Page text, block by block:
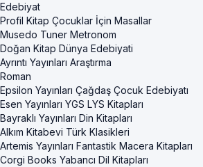
Edebiyat
Profil Kitap Çocuklar İçin Masallar
Musedo Tuner Metronom
Doğan Kitap Dünya Edebiyati
Ayrıntı Yayınları Araştırma
Roman
Epsilon Yayınları Çağdaş Çocuk Edebiyatı
Esen Yayınları YGS LYS Kitapları
Bayraklı Yayınları Din Kitapları
Alkım Kitabevi Türk Klasikleri
Artemis Yayınları Fantastik Macera Kitapları
Corgi Books Yabancı Dil Kitapları